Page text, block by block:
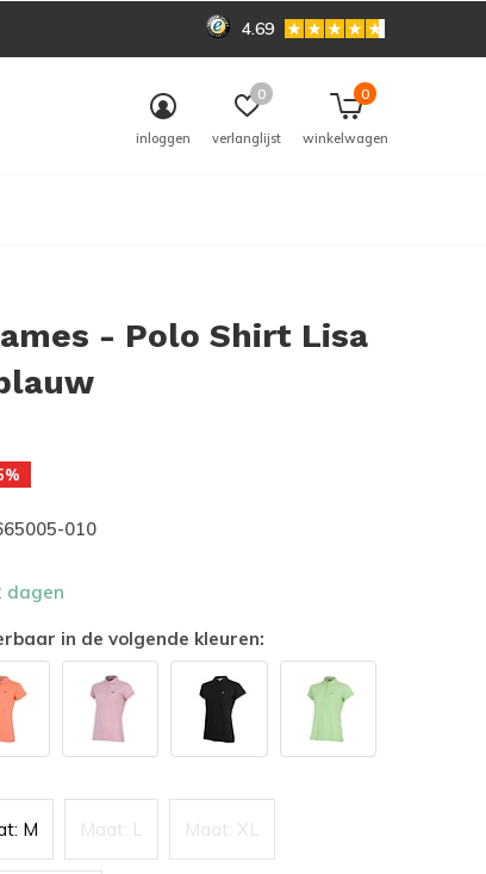
inloggen verlanglijst
0
winkelwagen
0
4.69
- Polo Shirt Lisa
010
dagen
in de volgende kleuren:
M Maat: L Maat: XL